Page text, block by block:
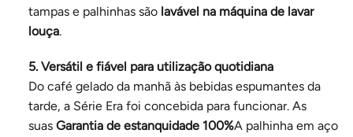
tampas e palhinhas são lavável na máquina de lavar
louça.
5. Versátil e fiável para utilização quotidiana
Do café gelado da manhã às bebidas espumantes da
tarde, a Série Era foi concebida para funcionar. As
suas Garantia de estanquidade 100%A palhinha em aço